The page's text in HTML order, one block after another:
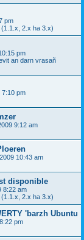
pm
2.x ha 3.x)
pm
an darn vrasañ
7:10 pm
9:12 am
10:43 am
disponible
8:22 am
2.x ha 3.x)
'barzh Ubuntu
pm